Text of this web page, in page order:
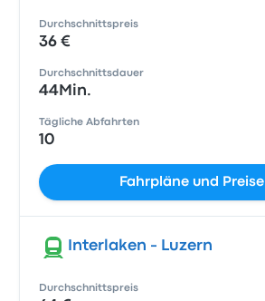
Durchschnittspreis
36 €
Durchschnittsdauer
44Min.
Tägliche Abfahrten
10
Fahrpläne und Preise
Interlaken - Luzern
Durchschnittspreis